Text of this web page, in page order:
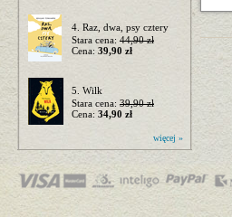
4. Raz, dwa, psy cztery
Stara cena: 44,90 zł
Cena: 39,90 zł
5. Wilk
Stara cena: 39,90 zł
Cena: 34,90 zł
więcej »